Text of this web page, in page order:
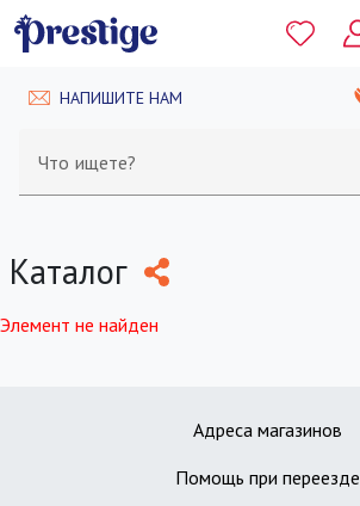
НАПИШИТЕ НАМ
Что ищете?
Каталог
Элемент не найден
Адреса магазинов
Помощь при переезде